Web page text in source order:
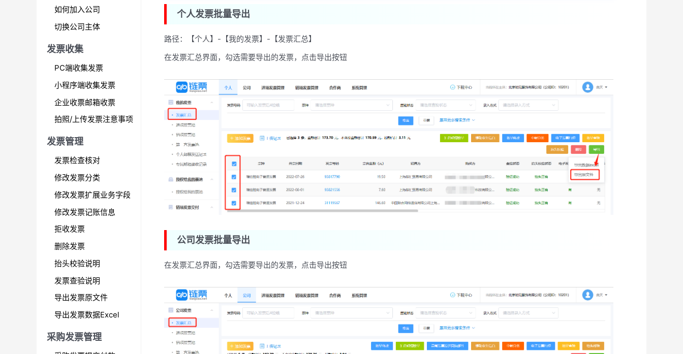
如何加入公司
切换公司主体
发票收集
PC端收集发票
小程序端收集发票
企业收票邮箱收票
拍照/上传发票注意事项
发票管理
发票检查核对
修改发票分类
修改发票扩展业务字段
修改发票记账信息
拒收发票
删除发票
抬头校验说明
发票查验说明
导出发票原文件
导出发票数据Excel
采购发票管理
个人发票批量导出
路径：【个人】-【我的发票】-【发票汇总】
在发票汇总界面，勾选需要导出的发票，点击导出按钮
公司发票批量导出
在发票汇总界面，勾选需要导出的发票，点击导出按钮